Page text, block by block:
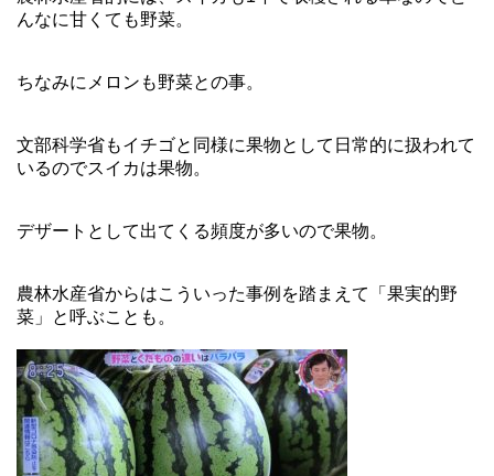
んなに甘くても野菜。
ちなみにメロンも野菜との事。
文部科学省もイチゴと同様に果物として日常的に扱われて
いるのでスイカは果物。
デザートとして出てくる頻度が多いので果物。
農林水産省からはこういった事例を踏まえて「果実的野
菜」と呼ぶことも。